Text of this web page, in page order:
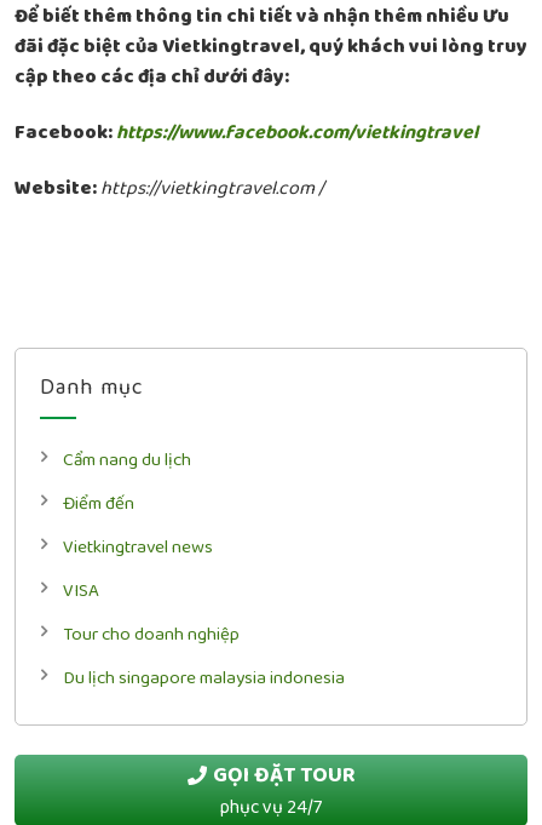
Để biết thêm thông tin chi tiết và nhận thêm nhiều Ưu
đãi đặc biệt của Vietkingtravel, quý khách vui lòng truy
cập theo các địa chỉ dưới đây:
Facebook:https://www.facebook.com/vietkingtravel
Website:https://vietkingtravel.com /
Danh mục
Cẩm nang du lịch
Điểm đến
Vietkingtravel news
VISA
Tour cho doanh nghiệp
Du lịch singapore malaysia indonesia
GỌI ĐẶT TOUR
phục vụ 24/7